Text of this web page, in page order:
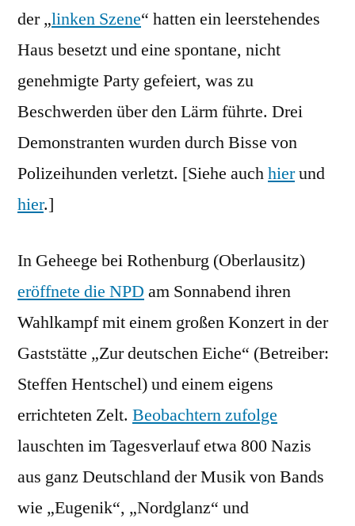
der „linken Szene“ hatten ein leerstehendes
Haus besetzt und eine spontane, nicht
genehmigte Party gefeiert, was zu
Beschwerden über den Lärm führte. Drei
Demonstranten wurden durch Bisse von
Polizeihunden verletzt. [Siehe auchhierund
hier.]
In Geheege bei Rothenburg (Oberlausitz)
eröffnete die NPD am Sonnabend ihren
Wahlkampf mit einem großen Konzert in der
Gaststätte „Zur deutschen Eiche“ (Betreiber:
Steffen Hentschel) und einem eigens
errichteten Zelt. Beobachtern zufolge
lauschten im Tagesverlauf etwa 800 Nazis
aus ganz Deutschland der Musik von Bands
wie „Eugenik“, „Nordglanz“ und